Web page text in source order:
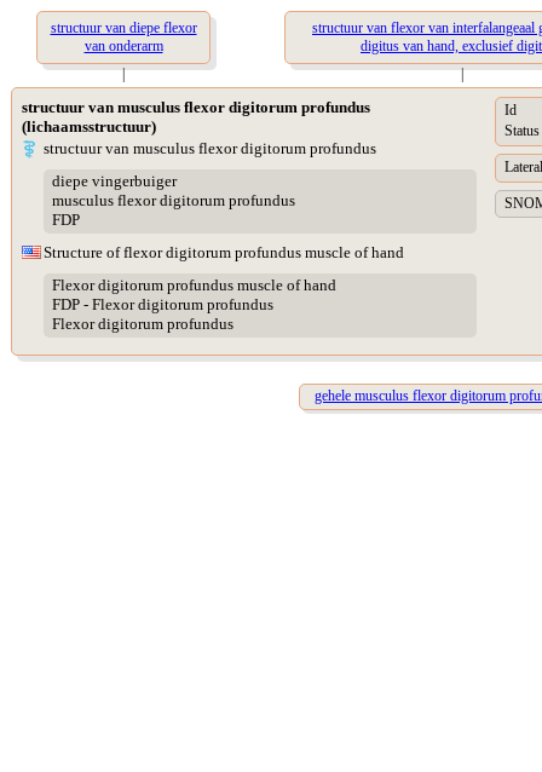
structuur van diepe flexor
van onderarm
structuur van flexor van interfalangeaal
digitus van hand, exclusief
|
|
structuur van musculus flexor digitorum profundus
(lichaamsstructuur)
structuur van musculus flexor digitorum profundus
diepe vingerbuiger
musculus flexor digitorum profundus
FDP
Structure of flexor digitorum profundus muscle of hand
Flexor digitorum profundus muscle of hand
FDP - Flexor digitorum profundus
Flexor digitorum profundus
Id
Status
gehele musculus flexor digitorum